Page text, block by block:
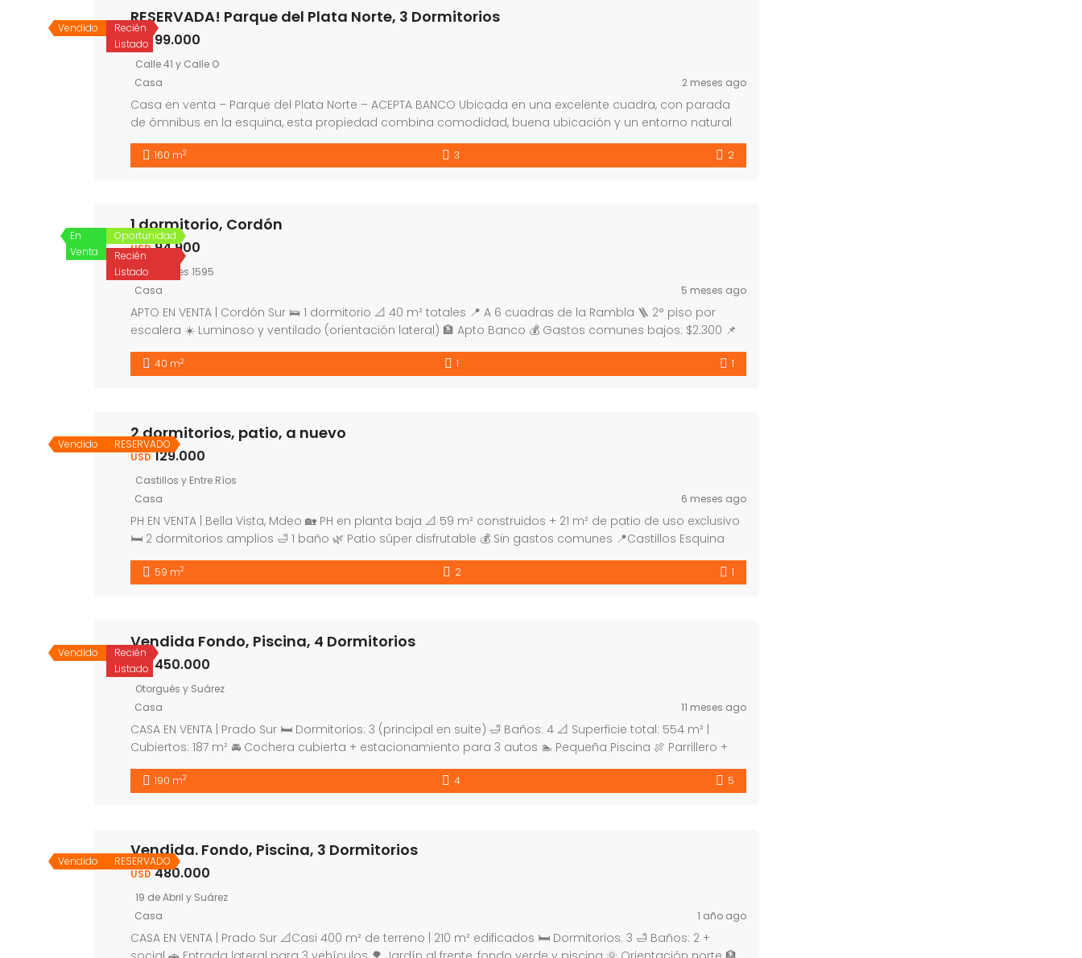
Recién
Listado
Vendido
RESERVADA! Parque del Plata Norte, 3 Dormitorios
USD 99.000
Calle 41 y Calle O
Casa
2 meses ago
Casa en venta – Parque del Plata Norte – ACEPTA BANCO Ubicada en una excelente cuadra, con parada
de ómnibus en la esquina, esta propiedad combina comodidad, buena ubicación y un entorno natural
ideal para disfrutar todo el año. A solo 200 metros del arroyo Solís, en una zona tranquila, perfecta para
relajarse y desconectar, […]
160 m2 3 2
Oportunidad
Recién
Listado
En
Venta
1 dormitorio, Cordón
USD94.900
Canelones 1595
Casa
5 meses ago
APTO EN VENTA | Cordón Sur 🛌 1 dormitorio 📐 40 m² totales 📍 A 6 cuadras de la Rambla 🪜 2° piso por
escalera ☀️ Luminoso y ventilado (orientación lateral) 🏦 Apto Banco 💰 Gastos comunes bajos: $2.300 📌
Descripción: Apartamento ubicado en Cordón Sur, en una zona ideal para quienes buscan cercanía a […]
40 m2 1 1
RESERVADO
Vendido
2 dormitorios, patio, a nuevo
USD129.000
Castillos y Entre Ríos
Casa
6 meses ago
PH EN VENTA | Bella Vista, Mdeo 🏡 PH en planta baja 📐 59 m² construidos + 21 m² de patio de uso exclusivo
🛏 2 dormitorios amplios 🛁 1 baño 🌿 Patio súper disfrutable 💰 Sin gastos comunes 📍Castillos Esquina
Entre Ríos 📌 Descripción: Apartamento tipo PH en planta baja en Bella Vista, completamente […]
59 m2 2 1
Recién
Listado
Vendido
Vendida Fondo, Piscina, 4 Dormitorios
USD 450.000
Otorgués y Suárez
Casa
11 meses ago
CASA EN VENTA | Prado Sur 🛏 Dormitorios: 3 (principal en suite) 🛁 Baños: 4 📐 Superficie total: 554 m² |
Cubiertos: 187 m² 🚘 Cochera cubierta + estacionamiento para 3 autos 🏊 Pequeña Piscina 🍖 Parrillero +
190 m2 4 5
RESERVADO
Vendido
Vendida. Fondo, Piscina, 3 Dormitorios
USD480.000
19 de Abril y Suárez
Casa
1 año ago
CASA EN VENTA | Prado Sur 📐Casi 400 m² de terreno | 210 m² edificados 🛏 Dormitorios: 3 🛁 Baños: 2 +